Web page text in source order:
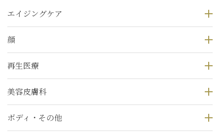
エイジングケア
顔
再生医療
美容皮膚科
ボディ・その他